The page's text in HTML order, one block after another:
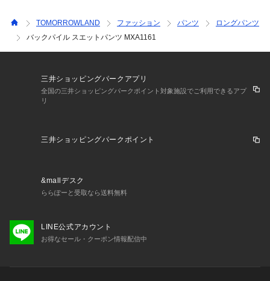
さい。
湿っている際の摩擦は特に色移りしやすい為ご注意下さい。
色が落ち着くまでの間は単品でのお洗濯をお勧めします。
ございますのでご注意ください。
・糸の撚りと編地の関係で、洗濯により斜行（編地曲り）しや
すい性質があります。
・特殊な加工を施している為、商品1点1点の表情やサイズ感が
その他お取り扱い上の注意につきましては、縫い付け表示をよ
くご確認ください。
TOMORROWLAND ファッション パンツ
ロングパンツ
バックパイル スエットパンツ MXA1161
三井ショッピングパークアプリ
全国の三井ショッピングパークポイント対象施設でご利用できるアプ
リ
三井ショッピングパークポイント
&mallデスク
ららぽーと受取なら送料無料
LINE公式アカウント
お得なセール・クーポン情報配信中